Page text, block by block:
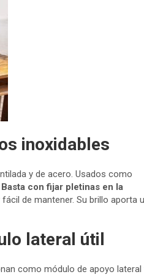
inoxidables
y de acero. Usados como
Basta con fijar pletinas en la
de mantener. Su brillo aporta
lateral útil
como módulo de apoyo lateral